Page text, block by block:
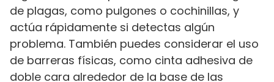
de plagas, como pulgones o cochinillas, y
actúa rápidamente si detectas algún
problema. También puedes considerar el uso
de barreras físicas, como cinta adhesiva de
doble cara alrededor de la base de las